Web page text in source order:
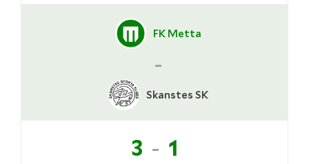
FK Metta
-
Skanstes SK
3 - 1